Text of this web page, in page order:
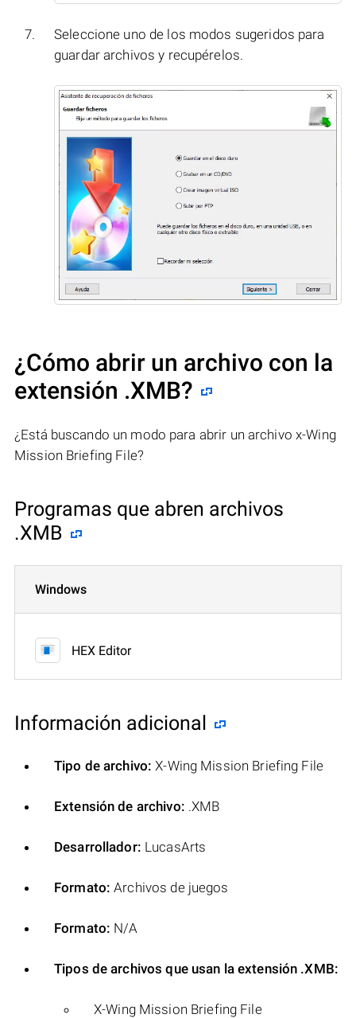
Seleccione uno de los modos sugeridos para
guardar archivos y recupérelos.
¿Cómo abrir un archivo con la
extensión .XMB?
¿Está buscando un modo para abrir un archivo x-Wing
Mission Briefing File?
Programas que abren archivos
.XMB
Windows
HEX Editor
Información adicional
Tipo de archivo: X-Wing Mission Briefing File
Extensión de archivo: .XMB
Desarrollador: LucasArts
Formato: Archivos de juegos
Formato: N/A
Tipos de archivos que usan la extensión .XMB:
X-Wing Mission Briefing File